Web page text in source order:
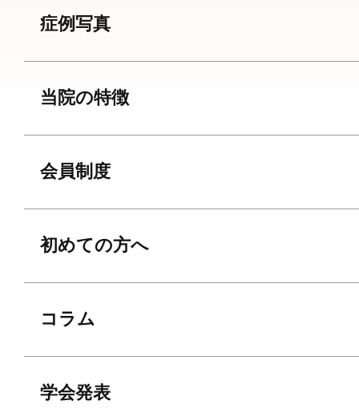
症例写真
当院の特徴
会員制度
初めての方へ
コラム
学会発表